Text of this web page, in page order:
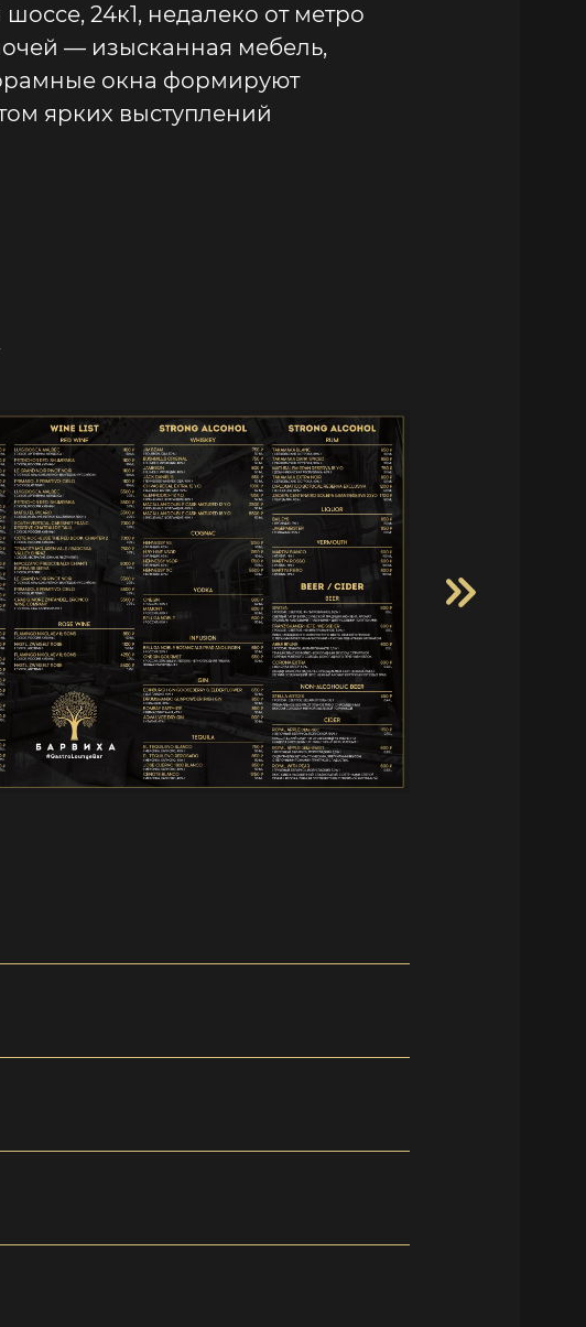
24к1, недалеко от метро
— изысканная мебель,
окна формируют
ярких выступлений